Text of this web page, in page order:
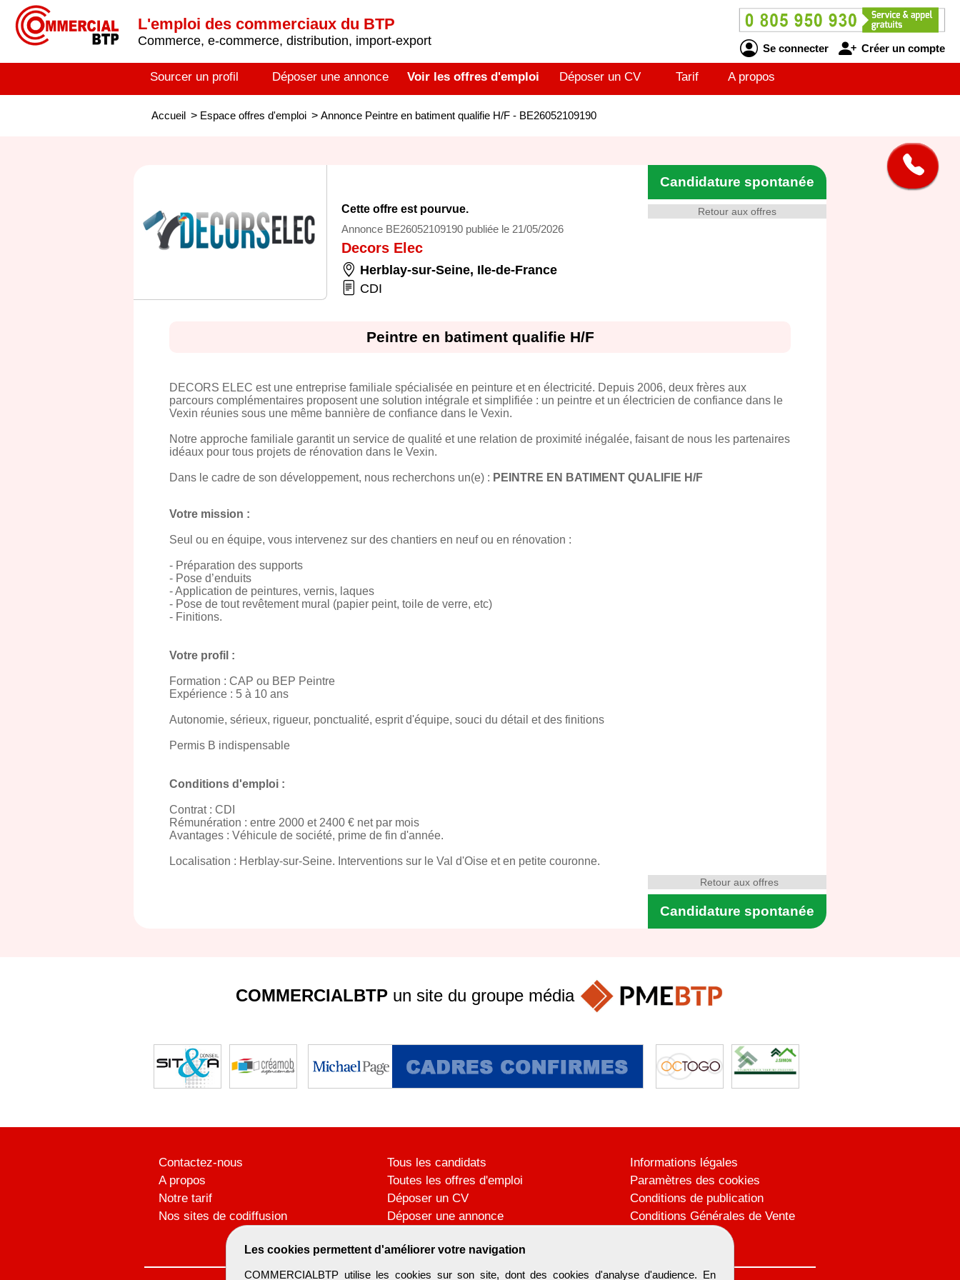
L'emploi des commerciaux du BTP
Commerce, e-commerce, distribution, import-export
Se connecter Créer un compte
Sourcer un profil Déposer une annonce Voir les offres d'emploi Déposer un CV Tarif A propos
Accueil > Espace offres d'emploi > Annonce Peintre en batiment qualifie H/F - BE26052109190
Retour aux offres
Candidature spontanée
Cette offre est pourvue.
Annonce BE26052109190 publiée le 21/05/2026
Decors Elec
Herblay-sur-Seine, Ile-de-France
CDI
Peintre en batiment qualifie H/F
DECORS ELEC est une entreprise familiale spécialisée en peinture et en électricité. Depuis 2006, deux frères aux
parcours complémentaires proposent une solution intégrale et simplifiée : un peintre et un électricien de confiance dans le
Vexin réunies sous une même bannière de confiance dans le Vexin.
Notre approche familiale garantit un service de qualité et une relation de proximité inégalée, faisant de nous les partenaires
idéaux pour tous projets de rénovation dans le Vexin.
Dans le cadre de son développement, nous recherchons un(e) : PEINTRE EN BATIMENT QUALIFIE H/F
Votre mission :
Seul ou en équipe, vous intervenez sur des chantiers en neuf ou en rénovation :
- Préparation des supports
- Pose d’enduits
- Application de peintures, vernis, laques
- Pose de tout revêtement mural (papier peint, toile de verre, etc)
- Finitions.
Votre profil :
Formation : CAP ou BEP Peintre
Expérience : 5 à 10 ans
Autonomie, sérieux, rigueur, ponctualité, esprit d'équipe, souci du détail et des finitions
Permis B indispensable
Conditions d'emploi :
Contrat : CDI
Rémunération : entre 2000 et 2400 € net par mois
Avantages : Véhicule de société, prime de fin d'année.
Localisation : Herblay-sur-Seine. Interventions sur le Val d'Oise et en petite couronne.
Candidature spontanée
Retour aux offres
Les cookies permettent d'améliorer votre navigation
COMMERCIALBTP utilise les cookies sur son site, dont des cookies d'analyse d'audience. En
COMMERCIALBTP un site du groupe média
Contactez-nous
A propos
Notre tarif
Nos sites de codiffusion
Tous les candidats
Toutes les offres d'emploi
Déposer un CV
Déposer une annonce
Informations légales
Paramètres des cookies
Conditions de publication
Conditions Générales de Vente